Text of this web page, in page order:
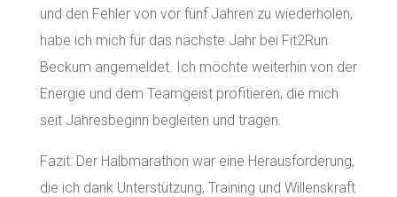
und den Fehler von vor fünf Jahren zu wiederholen,
habe ich mich für das nächste Jahr bei Fit2Run
Beckum angemeldet. Ich möchte weiterhin von der
Energie und dem Teamgeist profitieren, die mich
seit Jahresbeginn begleiten und tragen.
Fazit: Der Halbmarathon war eine Herausforderung,
die ich dank Unterstützung, Training und Willenskraft